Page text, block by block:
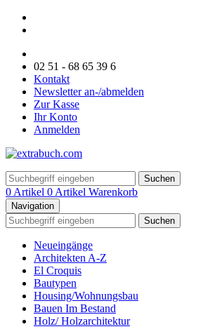
02 51 - 68 65 39 6
Kontakt
Newsletter an-/abmelden
Zur Kasse
Ihr Konto
Anmelden
Suchen
0 Artikel 0 Artikel Warenkorb
Navigation
Suchen
Neueingänge
Architekten A-Z
El Croquis
Bautypen
Housing/Wohnungsbau
Bauen Im Bestand
Holz/ Holzarchitektur